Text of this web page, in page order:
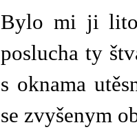
Bylo mi ji
poslucha ty
s oknama
se zvyšenym